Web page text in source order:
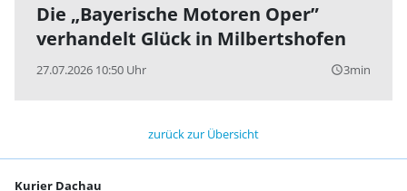
Die „Bayerische Motoren Oper”
verhandelt Glück in Milbertshofen
27.07.2026 10:50 Uhr query_builder3min
zurück zur Übersicht
Kurier Dachau